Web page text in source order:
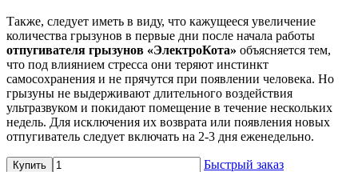
Также, следует иметь в виду, что кажущееся увеличение
количества грызунов в первые дни после начала работы
отпугивателя грызунов «ЭлектроКота» объясняется тем,
что под влиянием стресса они теряют инстинкт
самосохранения и не прячутся при появлении человека. Но
грызуны не выдерживают длительного воздействия
ультразвуком и покидают помещение в течение нескольких
недель. Для исключения их возврата или появления новых
отпугиватель следует включать на 2-3 дня еженедельно.
Купить Быстрый заказ